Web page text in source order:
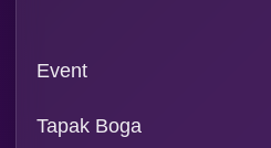
Event
Tapak Boga